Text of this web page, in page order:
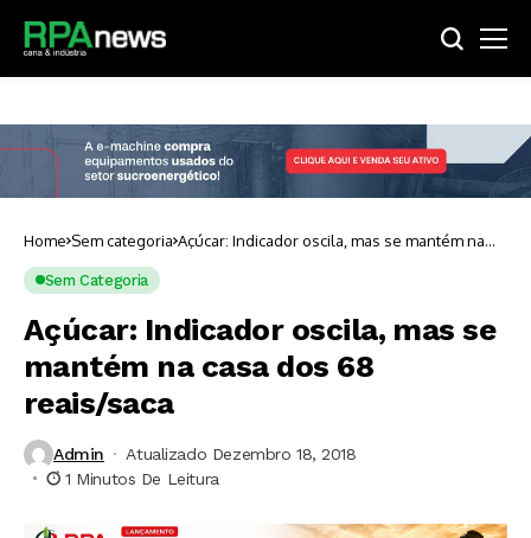
Home Sem categoria Açúcar: Indicador oscila, mas se mantém na
casa dos 68 reais/saca
Sem Categoria
Açúcar: Indicador oscila, mas se
mantém na casa dos 68
reais/saca
Admin
Atualizado Dezembro 18, 2018
1 Minutos De Leitura